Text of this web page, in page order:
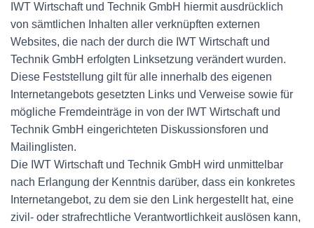
IWT Wirtschaft und Technik GmbH hiermit ausdrücklich
von sämtlichen Inhalten aller verknüpften externen
Websites, die nach der durch die IWT Wirtschaft und
Technik GmbH erfolgten Linksetzung verändert wurden.
Diese Feststellung gilt für alle innerhalb des eigenen
Internetangebots gesetzten Links und Verweise sowie für
mögliche Fremdeinträge in von der IWT Wirtschaft und
Technik GmbH eingerichteten Diskussionsforen und
Mailinglisten.
Die IWT Wirtschaft und Technik GmbH wird unmittelbar
nach Erlangung der Kenntnis darüber, dass ein konkretes
Internetangebot, zu dem sie den Link hergestellt hat, eine
zivil- oder strafrechtliche Verantwortlichkeit auslösen kann,